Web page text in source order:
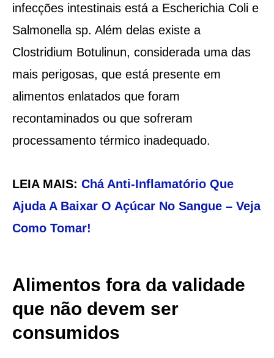
infecções intestinais está a Escherichia Coli e
Salmonella sp. Além delas existe a
Clostridium Botulinun, considerada uma das
mais perigosas, que está presente em
alimentos enlatados que foram
recontaminados ou que sofreram
processamento térmico inadequado.
LEIA MAIS: Chá Anti-Inflamatório Que
Ajuda A Baixar O Açúcar No Sangue – Veja
Como Tomar!
Alimentos fora da validade
que não devem ser
consumidos